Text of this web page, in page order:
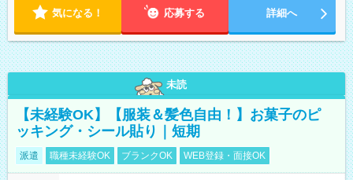
気になる！ 応募する 詳細へ
未読
【未経験OK】【服装＆髪色自由！】お菓子のピ
ッキング・シール貼り｜短期
派遣 職種未経験OK ブランクOK WEB登録・面接OK